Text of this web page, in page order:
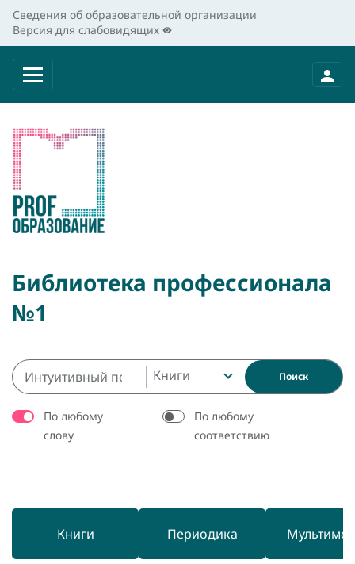
Сведения об образовательной организации
Версия для слабовидящих
Библиотека профессионала
№1
Книги Поиск
По любому
слову
По любому
соответствию
Книги Периодика